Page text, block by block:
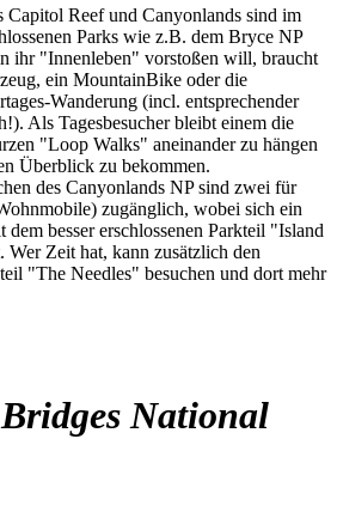
Capitol Reef und Canyonlands sind im
Parks wie z.B. dem Bryce NP
ihr "Innenleben" vorstoßen will, braucht
ein MountainBike oder die
Wanderung (incl. entsprechender
Als Tagesbesucher bleibt einem die
"Loop Walks" aneinander zu hängen
Überblick zu bekommen.
des Canyonlands NP sind zwei für
zugänglich, wobei sich ein
besser erschlossenen Parkteil "Island
Zeit hat, kann zusätzlich den
"The Needles" besuchen und dort mehr
National